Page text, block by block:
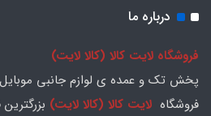
درباره ما
فروشگاه لایت کالا (کالا لایت)
پخش تک و عمده ی لوازم جانبی موبایل
فروشگاه لایت کالا (کالا لایت)